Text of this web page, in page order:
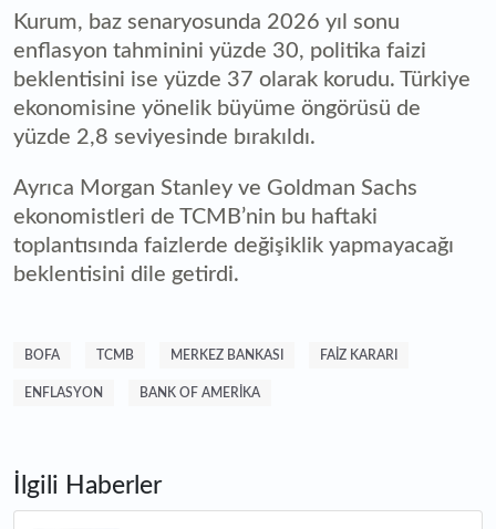
Kurum, baz senaryosunda 2026 yıl sonu
enflasyon tahminini yüzde 30, politika faizi
beklentisini ise yüzde 37 olarak korudu. Türkiye
ekonomisine yönelik büyüme öngörüsü de
yüzde 2,8 seviyesinde bırakıldı.
Ayrıca Morgan Stanley ve Goldman Sachs
ekonomistleri de TCMB’nin bu haftaki
toplantısında faizlerde değişiklik yapmayacağı
beklentisini dile getirdi.
BOFA TCMB MERKEZ BANKASI FAIZ KARARI
ENFLASYON BANK OF AMERIKA
İlgili Haberler